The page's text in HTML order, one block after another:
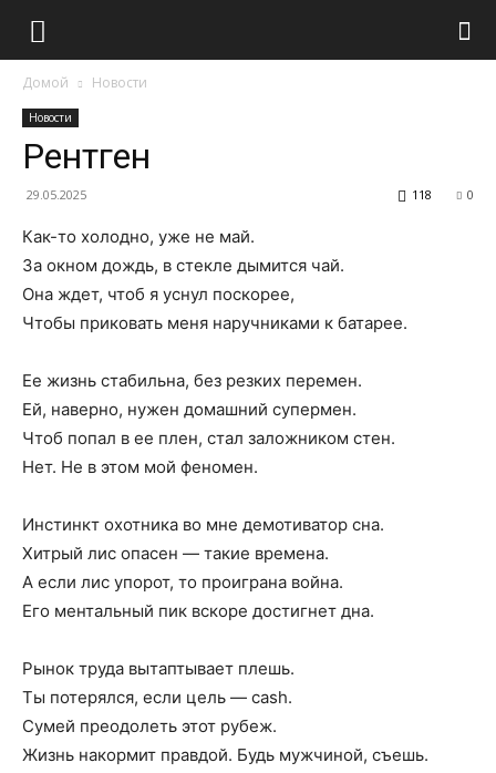
Домой Новости
Новости
Рентген
29.05.2025 0
118
Как-то холодно, уже не май.
За окном дождь, в стекле дымится чай.
Она ждет, чтоб я уснул поскорее,
Чтобы приковать меня наручниками к батарее.
Ее жизнь стабильна, без резких перемен.
Ей, наверно, нужен домашний супермен.
Чтоб попал в ее плен, стал заложником стен.
Нет. Не в этом мой феномен.
Инстинкт охотника во мне демотиватор сна.
Хитрый лис опасен — такие времена.
А если лис упорот, то проиграна война.
Его ментальный пик вскоре достигнет дна.
Рынок труда вытаптывает плешь.
Ты потерялся, если цель — cash.
Сумей преодолеть этот рубеж.
Жизнь накормит правдой. Будь мужчиной, съешь.